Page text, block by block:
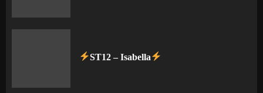
ST12 – Isabella